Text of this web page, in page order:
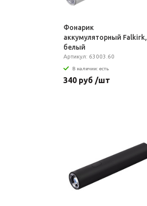
Фонарик
аккумуляторный Falkirk,
белый
Артикул: 63003.60
В наличии: есть
340 руб /шт